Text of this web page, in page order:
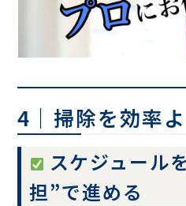
4｜掃除を効率
スケジュール
担”で進める